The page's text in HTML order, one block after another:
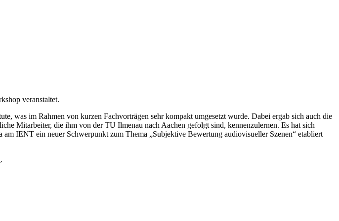
veranstaltet.
was im Rahmen von kurzen Fachvorträgen sehr kompakt umgesetzt wurde. Dabei ergab sich auch die
Mitarbeiter, die ihm von der TU Ilmenau nach Aachen gefolgt sind, kennenzulernen. Es hat sich
IENT ein neuer Schwerpunkt zum Thema „Subjektive Bewertung audiovisueller Szenen“ etabliert